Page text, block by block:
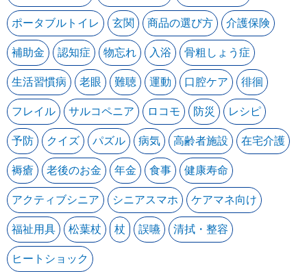
ポータブルトイレ 玄関 商品の選び方 介護保険
補助金 認知症 物忘れ 入浴 骨粗しょう症
生活習慣病 老眼 難聴 運動 口腔ケア 徘徊
フレイル サルコペニア ロコモ 防災 レシピ
予防 クイズ パズル 病気 高齢者施設 在宅介護
褥瘡 老後のお金 年金 食事 健康寿命
アクティブシニア シニアスマホ ケアマネ向け
福祉用具 松葉杖 杖 誤嚥 清拭・整容
ヒートショック